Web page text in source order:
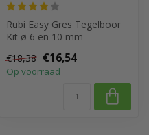
Rubi Easy Gres Tegelboor
Kit ø 6 en 10 mm
€18,38 €16,54
Op voorraad